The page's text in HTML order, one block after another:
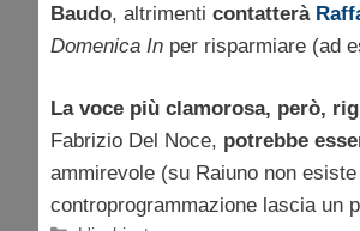
Baudo, altrimenti contatterà
Domenica In per risparmiare (ad
La voce più clamorosa, però,
Fabrizio Del Noce, potrebbe
ammirevole (su Raiuno non
controprogrammazione lascia un